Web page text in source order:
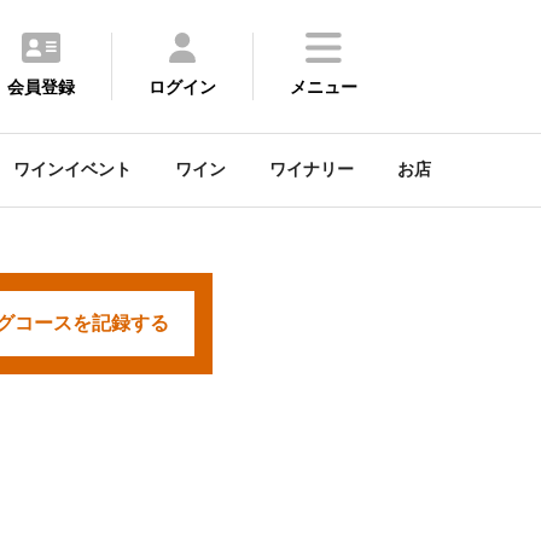
会員登録 ログイン メニュー
ワインイベント ワイン ワイナリー お店
コースを記録する